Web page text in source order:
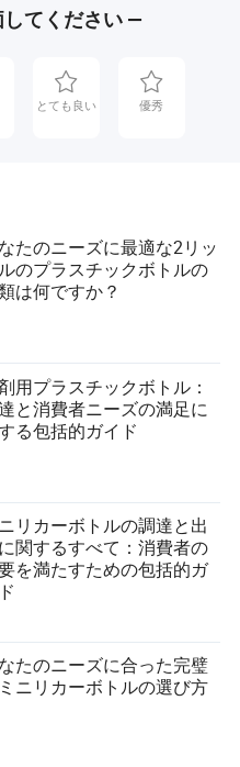
てください —
とても良い 優秀
たのニーズに最適な2リッ
のプラスチックボトルの
は何ですか？
用プラスチックボトル：
と消費者ニーズの満足に
る包括的ガイド
リカーボトルの調達と出
関するすべて：消費者の
を満たすための包括的ガ
たのニーズに合った完璧
ニリカーボトルの選び方